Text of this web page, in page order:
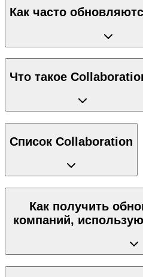
Как часто
Что такое
Список Collaboration
Как получить
компаний,